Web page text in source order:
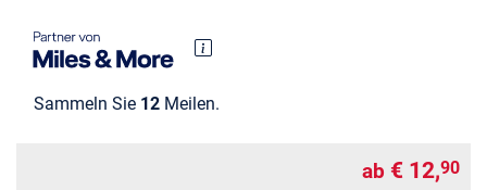
Sammeln Sie 12 Meilen.
ab € 12,90